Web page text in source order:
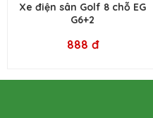
Xe điện sân Golf 8 chỗ EG
G6+2
888 đ